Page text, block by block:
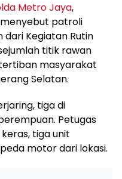
Metro Jaya,
menyebut patroli
Kegiatan Rutin
titik rawan
masyarakat
Selatan.
tiga di
Petugas
tiga unit
motor dari lokasi.